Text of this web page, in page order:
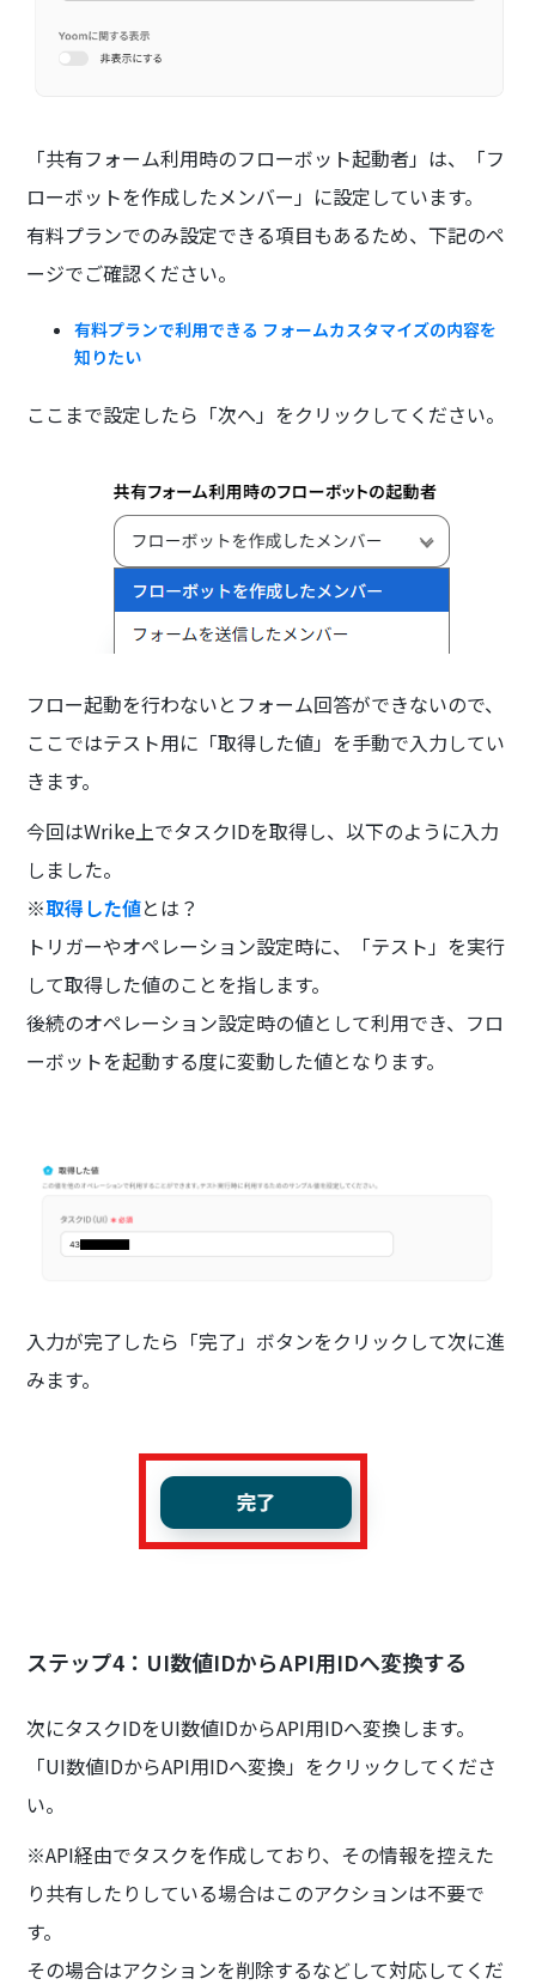
「共有フォーム利用時のフローボット起動者」は、「フ
ローボットを作成したメンバー」に設定しています。
有料プランでのみ設定できる項目もあるため、下記のペ
ージでご確認ください。
有料プランで利用できる フォームカスタマイズの内容を
知りたい
ここまで設定したら「次へ」をクリックしてください。
フロー起動を行わないとフォーム回答ができないので、
ここではテスト用に「取得した値」を手動で入力してい
きます。
今回はWrike上でタスクIDを取得し、以下のように入力
しました。
※取得した値とは？
トリガーやオペレーション設定時に、「テスト」を実行
して取得した値のことを指します。
後続のオペレーション設定時の値として利用でき、フロ
ーボットを起動する度に変動した値となります。
入力が完了したら「完了」ボタンをクリックして次に進
みます。
ステップ4：UI数値IDからAPI用IDへ変換する
次にタスクIDをUI数値IDからAPI用IDへ変換します。
「UI数値IDからAPI用IDへ変換」をクリックしてくださ
い。
※API経由でタスクを作成しており、その情報を控えた
り共有したりしている場合はこのアクションは不要で
す。
その場合はアクションを削除するなどして対応してくだ